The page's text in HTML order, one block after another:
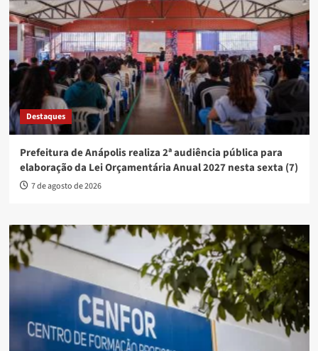
Destaques
Prefeitura de Anápolis realiza 2ª audiência pública para
elaboração da Lei Orçamentária Anual 2027 nesta sexta (7)
7 de agosto de 2026